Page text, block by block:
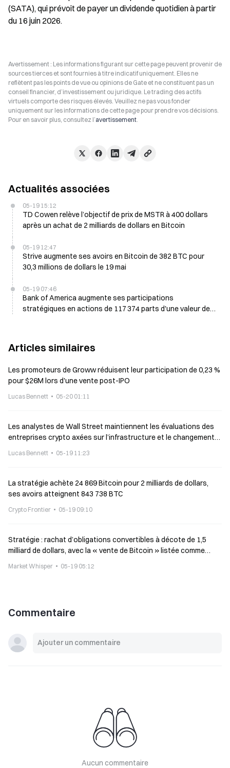
(SATA), qui prévoit de payer un dividende quotidien à partir
du 16 juin 2026.
Avertissement : Les informations figurant sur cette page peuvent provenir de
sources tierces et sont fournies à titre indicatif uniquement. Elles ne
reflètent pas les points de vue ou opinions de Gate et ne constituent pas un
conseil financier, d’investissement ou juridique. Le trading des actifs
virtuels comporte des risques élevés. Veuillez ne pas vous fonder
uniquement sur les informations de cette page pour prendre vos décisions.
Pour en savoir plus, consultez l’avertissement
Actualités associées
05-19 15:12
TD Cowen relève l’objectif de prix de MSTR à 400 dollars
après un achat de 2 milliards de dollars en Bitcoin
05-19 12:47
Strive augmente ses avoirs en Bitcoin de 382 BTC pour
30,3 millions de dollars le 19 mai
05-19 07:46
Bank of America augmente ses participations
stratégiques en actions de 117 374 parts d'une valeur de
Articles similaires
Les promoteurs de Groww réduisent leur participation de 0,23 %
pour $26M lors d'une vente post-IPO
Lucas Bennett 05-20 01:11
Les analystes de Wall Street maintiennent les évaluations des
entreprises crypto axées sur l’infrastructure et le changement
Lucas Bennett 05-19 11:23
La stratégie achète 24 869 Bitcoin pour 2 milliards de dollars,
ses avoirs atteignent 843 738 BTC
Crypto Frontier 05-19 09:10
Stratégie : rachat d’obligations convertibles à décote de 1,5
milliard de dollars, avec la « vente de Bitcoin » listée comme
Market Whisper 05-19 05:12
Commentaire
Aucun commentaire